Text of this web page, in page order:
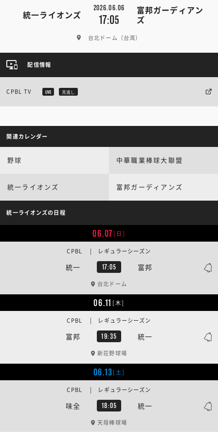
統一ライオンズ
2026.06.06
17:05
富邦ガーディアン
ズ
台北ドーム（台湾）
配信情報
CPBL TV LIVE 見逃し
関連カレンダー
野球 中華職業棒球大聯盟
統一ライオンズ 富邦ガーディアンズ
統一ライオンズの日程
06.07[日]
統一 17:05 富邦
CPBL | レギュラーシーズン
台北ドーム
06.11 [木]
富邦 19:35 統一
CPBL | レギュラーシーズン
新荘野球場
06.13[土]
味全 18:05 統一
CPBL | レギュラーシーズン
天母棒球場